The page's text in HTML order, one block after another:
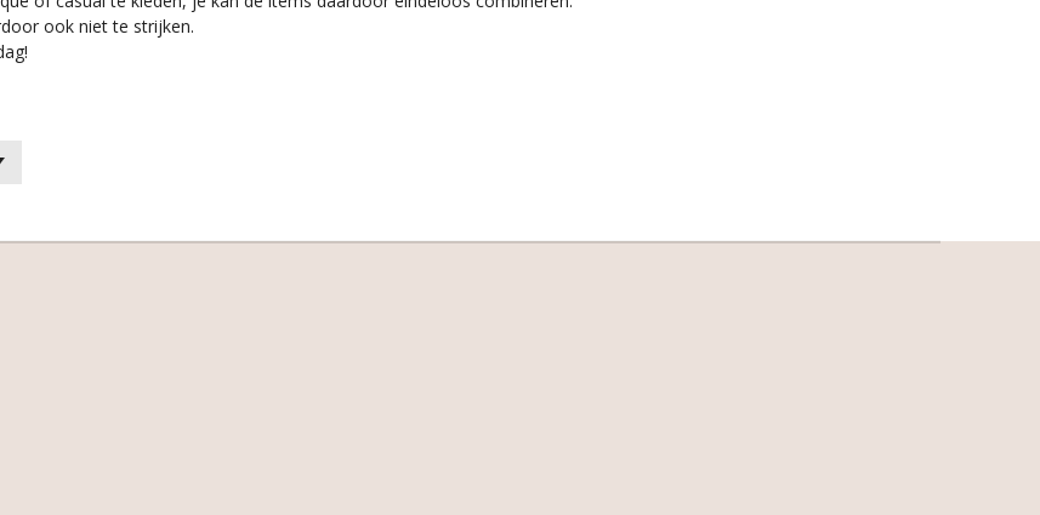
ook niet te strijken.